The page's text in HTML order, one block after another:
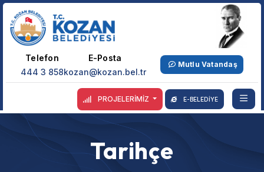
Telefon
444 3 858
E-Posta
kozan@kozan.bel.tr
Mutlu Vatandaş
PROJELERİMİZ E-BELEDİYE
Tarihçe